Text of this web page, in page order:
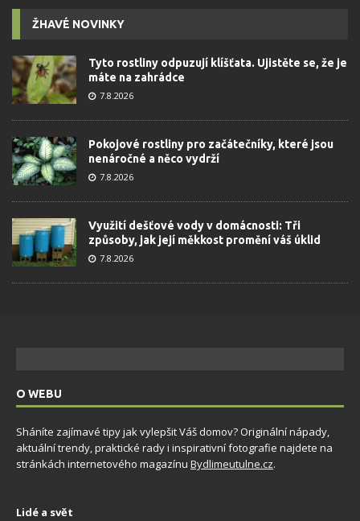
ŽHAVÉ NOVINKY
Tyto rostliny odpuzují klíšťata. Ujistěte se, že je
máte na zahrádce
7.8.2026
Pokojové rostliny pro začátečníky, které jsou
nenáročné a něco vydrží
7.8.2026
Využití dešťové vody v domácnosti: Tři
způsoby, jak její měkkost promění váš úklid
7.8.2026
O WEBU
Sháníte zajímavé tipy jak vylepšit Váš domov? Originální nápady,
aktuální trendy, praktické rady i inspirativní fotografie najdete na
stránkách internetového magazínu Bydlimeutulne.cz.
Lidé a svět